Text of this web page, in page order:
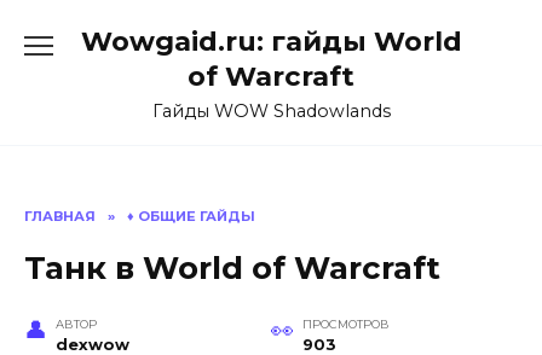
Wowgaid.ru: гайды World
of Warcraft
Гайды WOW Shadowlands
ГЛАВНАЯ » ♦️ ОБЩИЕ ГАЙДЫ
Танк в World of Warcraft
АВТОР
dexwow
ПРОСМОТРОВ
903